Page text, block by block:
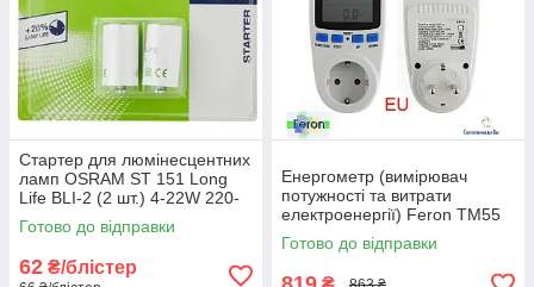
Стартер для люмінесцентних
ламп OSRAM ST 151 Long
Life BLI-2 (2 шт.) 4-22W 220-
240V
Готово до відправки
62 ₴/блістер
Енергометр (вимірювач
потужності та витрати
електроенергії) Feron TM55
3680W 230V
Готово до відправки